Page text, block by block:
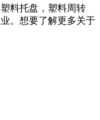
料托盘，塑料周转
。想要了解更多关于